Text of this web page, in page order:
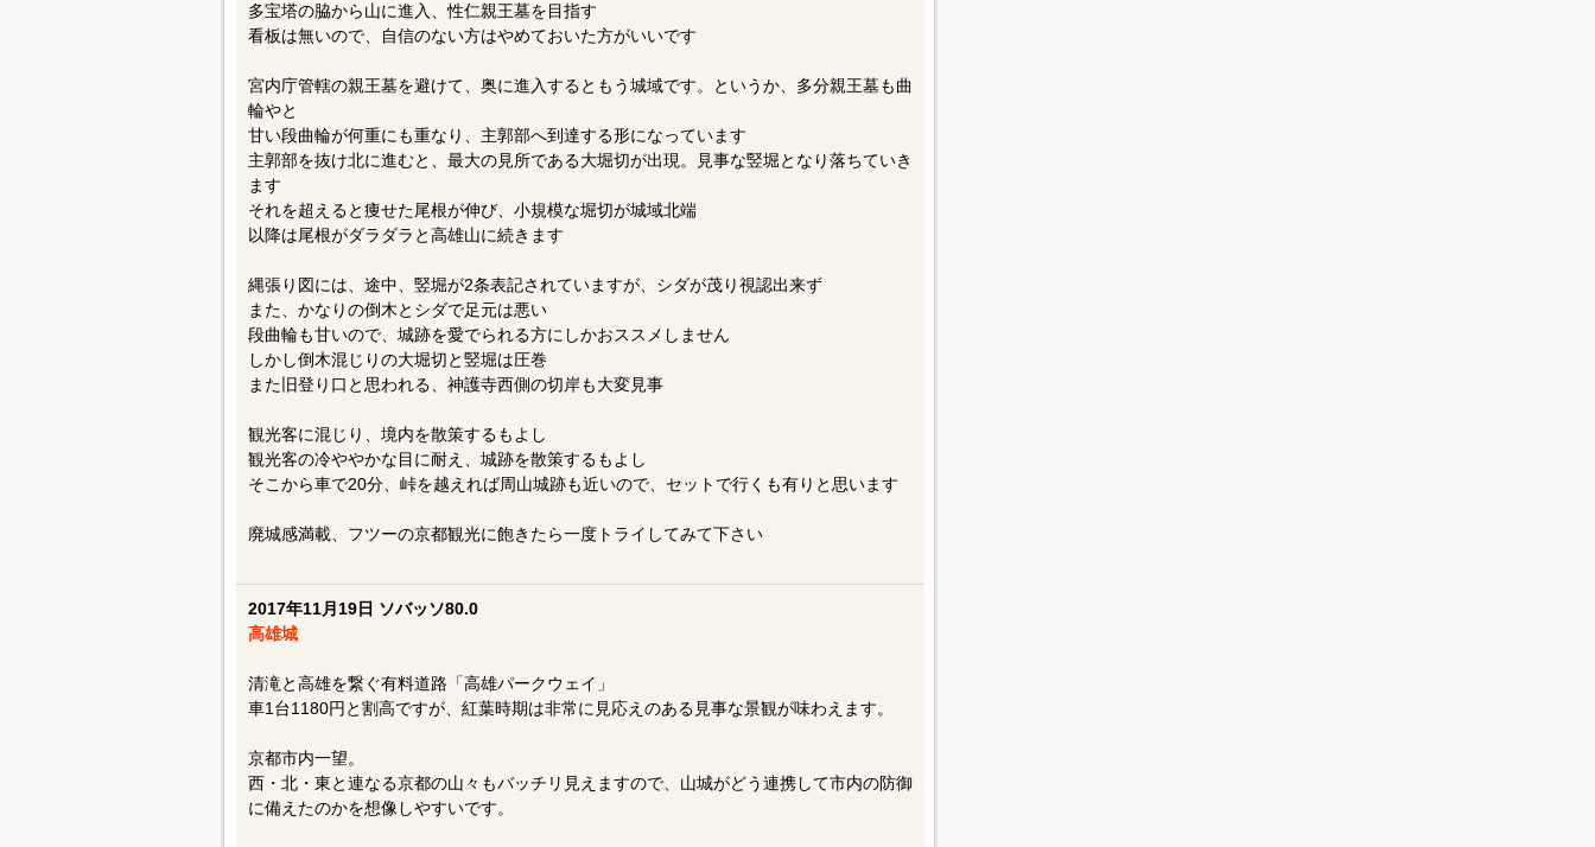
多宝塔の脇から山に進入、性仁親王墓を目指す
看板は無いので、自信のない方はやめておいた方がいいです
宮内庁管轄の親王墓を避けて、奥に進入するともう城域です。というか、多分親王墓も曲
輪やと
甘い段曲輪が何重にも重なり、主郭部へ到達する形になっています
主郭部を抜け北に進むと、最大の見所である大堀切が出現。見事な竪堀となり落ちていき
ます
それを超えると痩せた尾根が伸び、小規模な堀切が城域北端
以降は尾根がダラダラと高雄山に続きます
縄張り図には、途中、竪堀が2条表記されていますが、シダが茂り視認出来ず
また、かなりの倒木とシダで足元は悪い
段曲輪も甘いので、城跡を愛でられる方にしかおススメしません
しかし倒木混じりの大堀切と竪堀は圧巻
また旧登り口と思われる、神護寺西側の切岸も大変見事
観光客に混じり、境内を散策するもよし
観光客の冷ややかな目に耐え、城跡を散策するもよし
そこから車で20分、峠を越えれば周山城跡も近いので、セットで行くも有りと思います
廃城感満載、フツーの京都観光に飽きたら一度トライしてみて下さい
2017年11月19日 ソバッソ80.0
高雄城
清滝と高雄を繋ぐ有料道路「高雄パークウェイ」
車1台1180円と割高ですが、紅葉時期は非常に見応えのある見事な景観が味わえます。
京都市内一望。
西・北・東と連なる京都の山々もバッチリ見えますので、山城がどう連携して市内の防御
に備えたのかを想像しやすいです。